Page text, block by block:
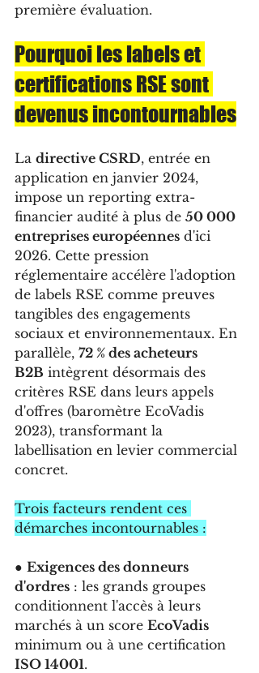
première évaluation.
Pourquoi les labels et
certifications RSE sont
devenus incontournables
La directive CSRD, entrée en
application en janvier 2024,
impose un reporting extra-
financier audité à plus de 50 000
entreprises européennes d'ici
2026. Cette pression
réglementaire accélère l'adoption
de labels RSE comme preuves
tangibles des engagements
sociaux et environnementaux. En
parallèle, 72 % des acheteurs
B2B intègrent désormais des
critères RSE dans leurs appels
d'offres (baromètre EcoVadis
2023), transformant la
labellisation en levier commercial
concret.
Trois facteurs rendent ces
démarches incontournables :
● Exigences des donneurs
d'ordres : les grands groupes
conditionnent l'accès à leurs
marchés à un score EcoVadis
minimum ou à une certification
ISO 14001.